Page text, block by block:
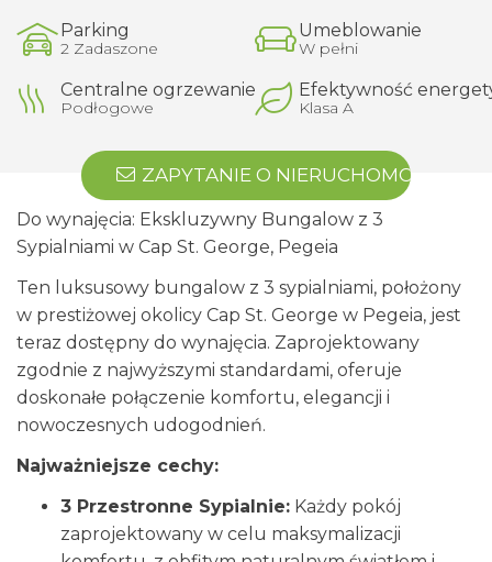
Parking
2 Zadaszone
Umeblowanie
W pełni
Centralne ogrzewanie
Podłogowe
Efektywność
Klasa A
ZAPYTANIE O NIERUCHOMOŚĆ
Do wynajęcia: Ekskluzywny Bungalow z 3
Sypialniami w Cap St. George, Pegeia
Ten luksusowy bungalow z 3 sypialniami, położony
w prestiżowej okolicy Cap St. George w Pegeia, jest
teraz dostępny do wynajęcia. Zaprojektowany
zgodnie z najwyższymi standardami, oferuje
doskonałe połączenie komfortu, elegancji i
nowoczesnych udogodnień.
Najważniejsze cechy:
3 Przestronne Sypialnie: Każdy pokój
zaprojektowany w celu maksymalizacji